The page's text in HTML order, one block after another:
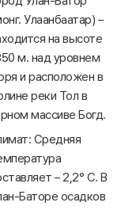
Улаанбаатар) –
на высоте
м. над уровнем
и расположен в
реки Тол в
массиве Богд.
Средняя
– 2,2° С. В
Баторе осадков